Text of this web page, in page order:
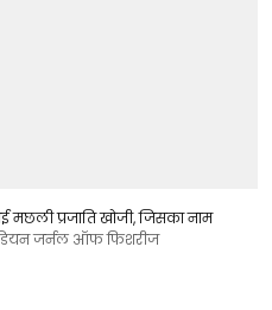
मछली प्रजाति खोजी, जिसका नाम
जर्नल ऑफ फिशरीज